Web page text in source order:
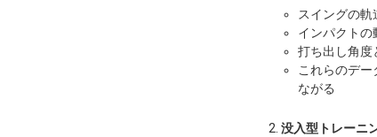
スイングの軌
インパクトの
打ち出し角度
これらのデ
ながる
没入型トレーニ